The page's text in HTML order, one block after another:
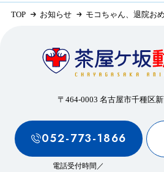
TOP お知らせ モコちゃん、退院お
〒464-0003 名古屋市千種区
052-773-1866
電話受付時間／